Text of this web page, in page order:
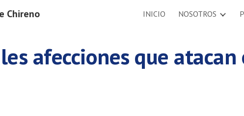
Skip to main content
Chireno INICIO NOSOTROS
afecciones que